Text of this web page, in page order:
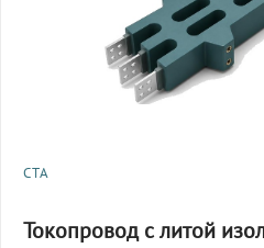
СТА
Токопровод с литой